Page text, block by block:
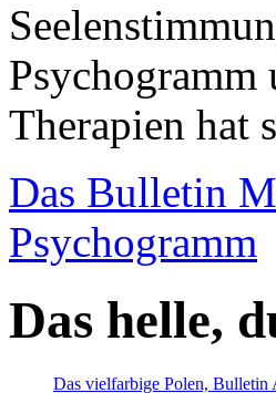
Psychogramm
Therapien hat
Das Bulletin
Psychogramm
Das helle,
Das vielfarbige Polen, Bulletin